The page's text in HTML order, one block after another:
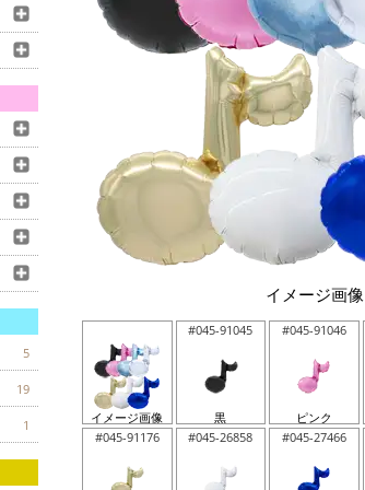
5
19
1
イメージ画像
イメージ画像
#045-91045
黒
#045-91046
ピンク
#045-91176
#045-26858 #045-27466